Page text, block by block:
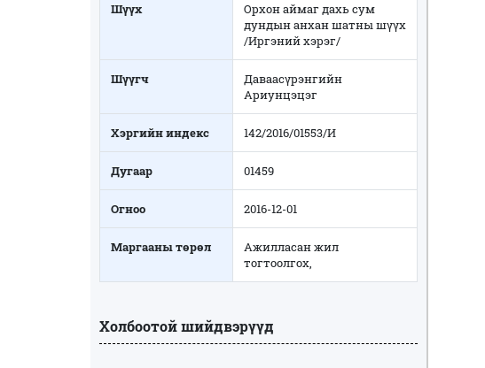
Шүүх
Орхон аймаг дахь сум
дундын анхан шатны шүүх
/Иргэний хэрэг/
Шүүгч
Даваасүрэнгийн
Ариунцэцэг
Хэргийн индекс 142/2016/01553/И
Дугаар 01459
Огноо 2016-12-01
Маргааны төрөл
Ажилласан жил
тогтоолгох,
Холбоотой шийдвэрүүд